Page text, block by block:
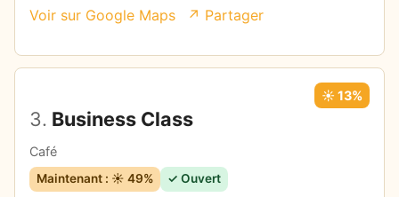
Voir sur Google Maps ↗ Partager
3. Business Class
Café
☀️ 13%
Maintenant : ☀️ 49% ✓ Ouvert